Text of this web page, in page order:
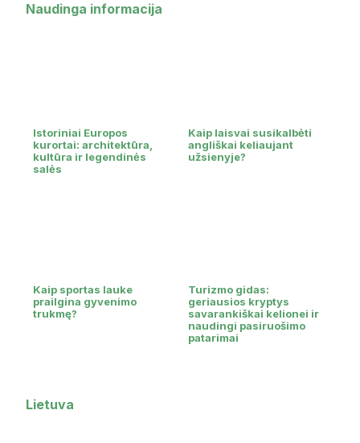
Naudinga informacija
Istoriniai Europos
kurortai: architektūra,
kultūra ir legendinės
salės
Kaip laisvai susikalbėti
angliškai keliaujant
užsienyje?
Kaip sportas lauke
prailgina gyvenimo
trukmę?
Turizmo gidas:
geriausios kryptys
savarankiškai kelionei ir
naudingi pasiruošimo
patarimai
Lietuva